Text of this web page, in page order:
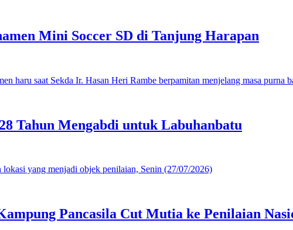
Mini Soccer SD di Tanjung Harapan
Tahun Mengabdi untuk Labuhanbatu
Pancasila Cut Mutia ke Penilaian